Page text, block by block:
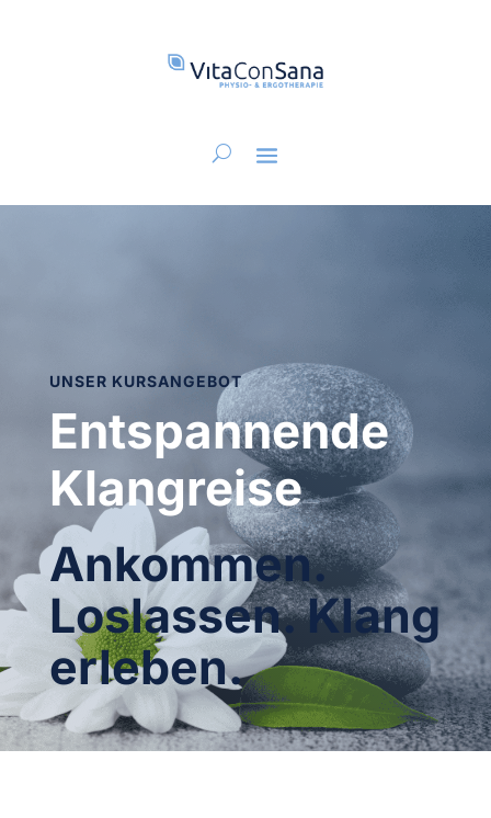
UNSER KURSANGEBOT
Entspannende
Klangreise
Ankommen.
Loslassen. Klang
erleben.